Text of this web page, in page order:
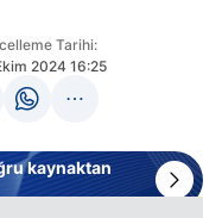
Tarihi:
2024 16:25
kaynaktan